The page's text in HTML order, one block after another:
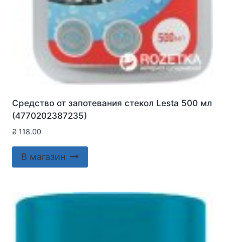
Средство от запотевания стекол Lesta 500 мл
(4770202387235)
₴ 118.00
В магазин